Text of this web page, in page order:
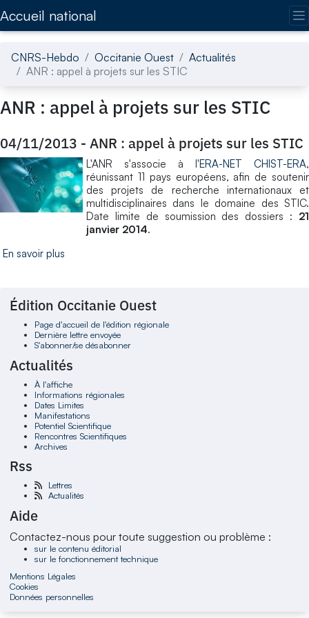
Accueil national
CNRS-Hebdo Occitanie Ouest
Actualités
ANR : appel à projets sur les STIC
ANR : appel à projets sur les STIC
04/11/2013 - ANR : appel à projets sur les STIC
L'ANR s'associe à l'ERA-NET CHIST-ERA,
réunissant 11 pays européens, afin de soutenir
des projets de recherche internationaux et
multidisciplinaires dans le domaine des STIC.
Date limite de soumission des dossiers : 21
janvier 2014.
En savoir plus
Édition Occitanie Ouest
Page d'accueil de l'édition régionale
Dernière lettre envoyée
S'abonner/se désabonner
Actualités
À l'affiche
Informations régionales
Dates Limites
Manifestations
Potentiel Scientifique
Rencontres Scientifiques
Archives
Rss
Lettres
Actualités
Aide
Contactez-nous pour toute suggestion ou problème :
sur le contenu éditorial
sur le fonctionnement technique
Mentions Légales
Cookies
Données personnelles